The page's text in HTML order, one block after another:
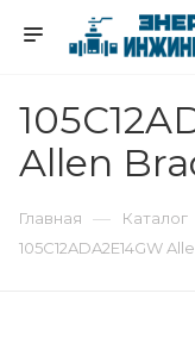
Allen
Главная — Каталог
105C12ADA2E14GW